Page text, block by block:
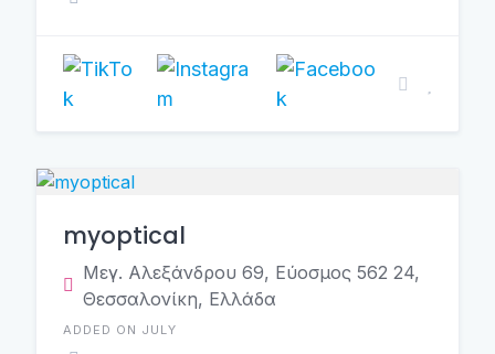
myoptical
Μεγ. Αλεξάνδρου 69, Εύοσμος 562 24,
Θεσσαλονίκη, Ελλάδα
ADDED ON JULY